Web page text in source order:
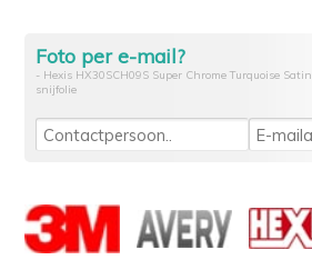
Foto per e-mail?
- Hexis HX30SCH09S Super Chrome Turquoise Satin
snijfolie